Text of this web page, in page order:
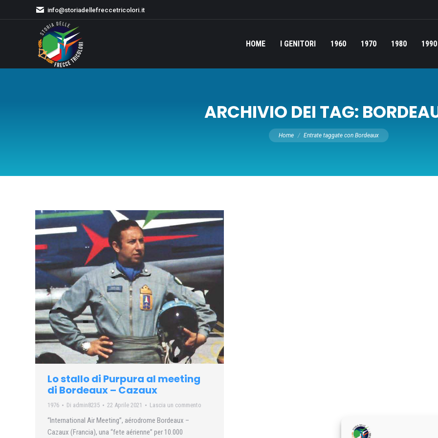
info@storiadellefreccetricolori.it
HOME I GENITORI 1960 1970 1980 1990
ARCHIVIO DEI TAG:
Tu sei qui:
Home Entrate taggate con Bordeaux
Lo stallo di Purpura al meeting
di Bordeaux – Cazaux
1976 Di admin8235 22 Aprile 2021 Lascia un commento
“International Air Meeting”, aérodrome Bordeaux –
Cazaux (Francia), una “fete aérienne” per 10.000